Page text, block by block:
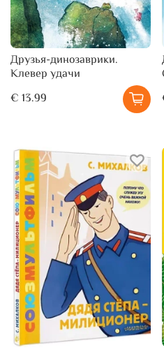
Друзья-динозаврики.
Клевер удачи
€ 13.99